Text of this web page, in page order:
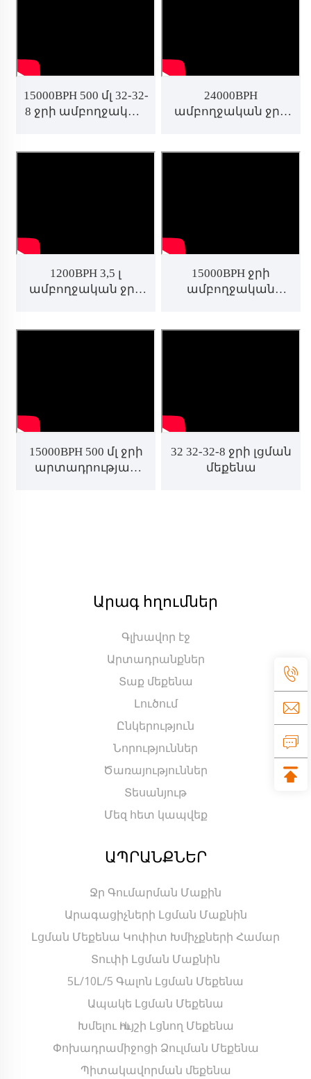
15000BPH 500 մլ 32-32-
8 ջրի ամբողջական
24000BPH
ամբողջական ջրի
1200BPH 3,5 լ
ամբողջական ջրի
15000BPH ջրի
ամբողջական
15000BPH 500 մլ ջրի
արտադրության
32 32-32-8 ջրի լցման
մեքենա
Արագ հղումներ
Գլխավոր էջ
Արտադրանքներ
Տաք մեքենա
Լուծում
Ընկերություն
Նորություններ
Ծառայություններ
Տեսանյութ
Մեզ հետ կապվեք
ԱՊՐԱՆՔՆԵՐ
Ջր Գումարման Մաքին
Արագացիչների Լցման Մաքնին
Լցման Մեքենա Կոփիտ Խմիչքների Համար
Տուփի Լցման Մաքնին
5Լ/10Լ/5 Գալոն Լցման Մեքենա
Ապակե Լցման Մեքենա
Խմելու Ԋույշի Լցնող Մեքենա
Փոխադրամիջոցի Ձուլման Մեքենա
Պիտակավորման մեքենա